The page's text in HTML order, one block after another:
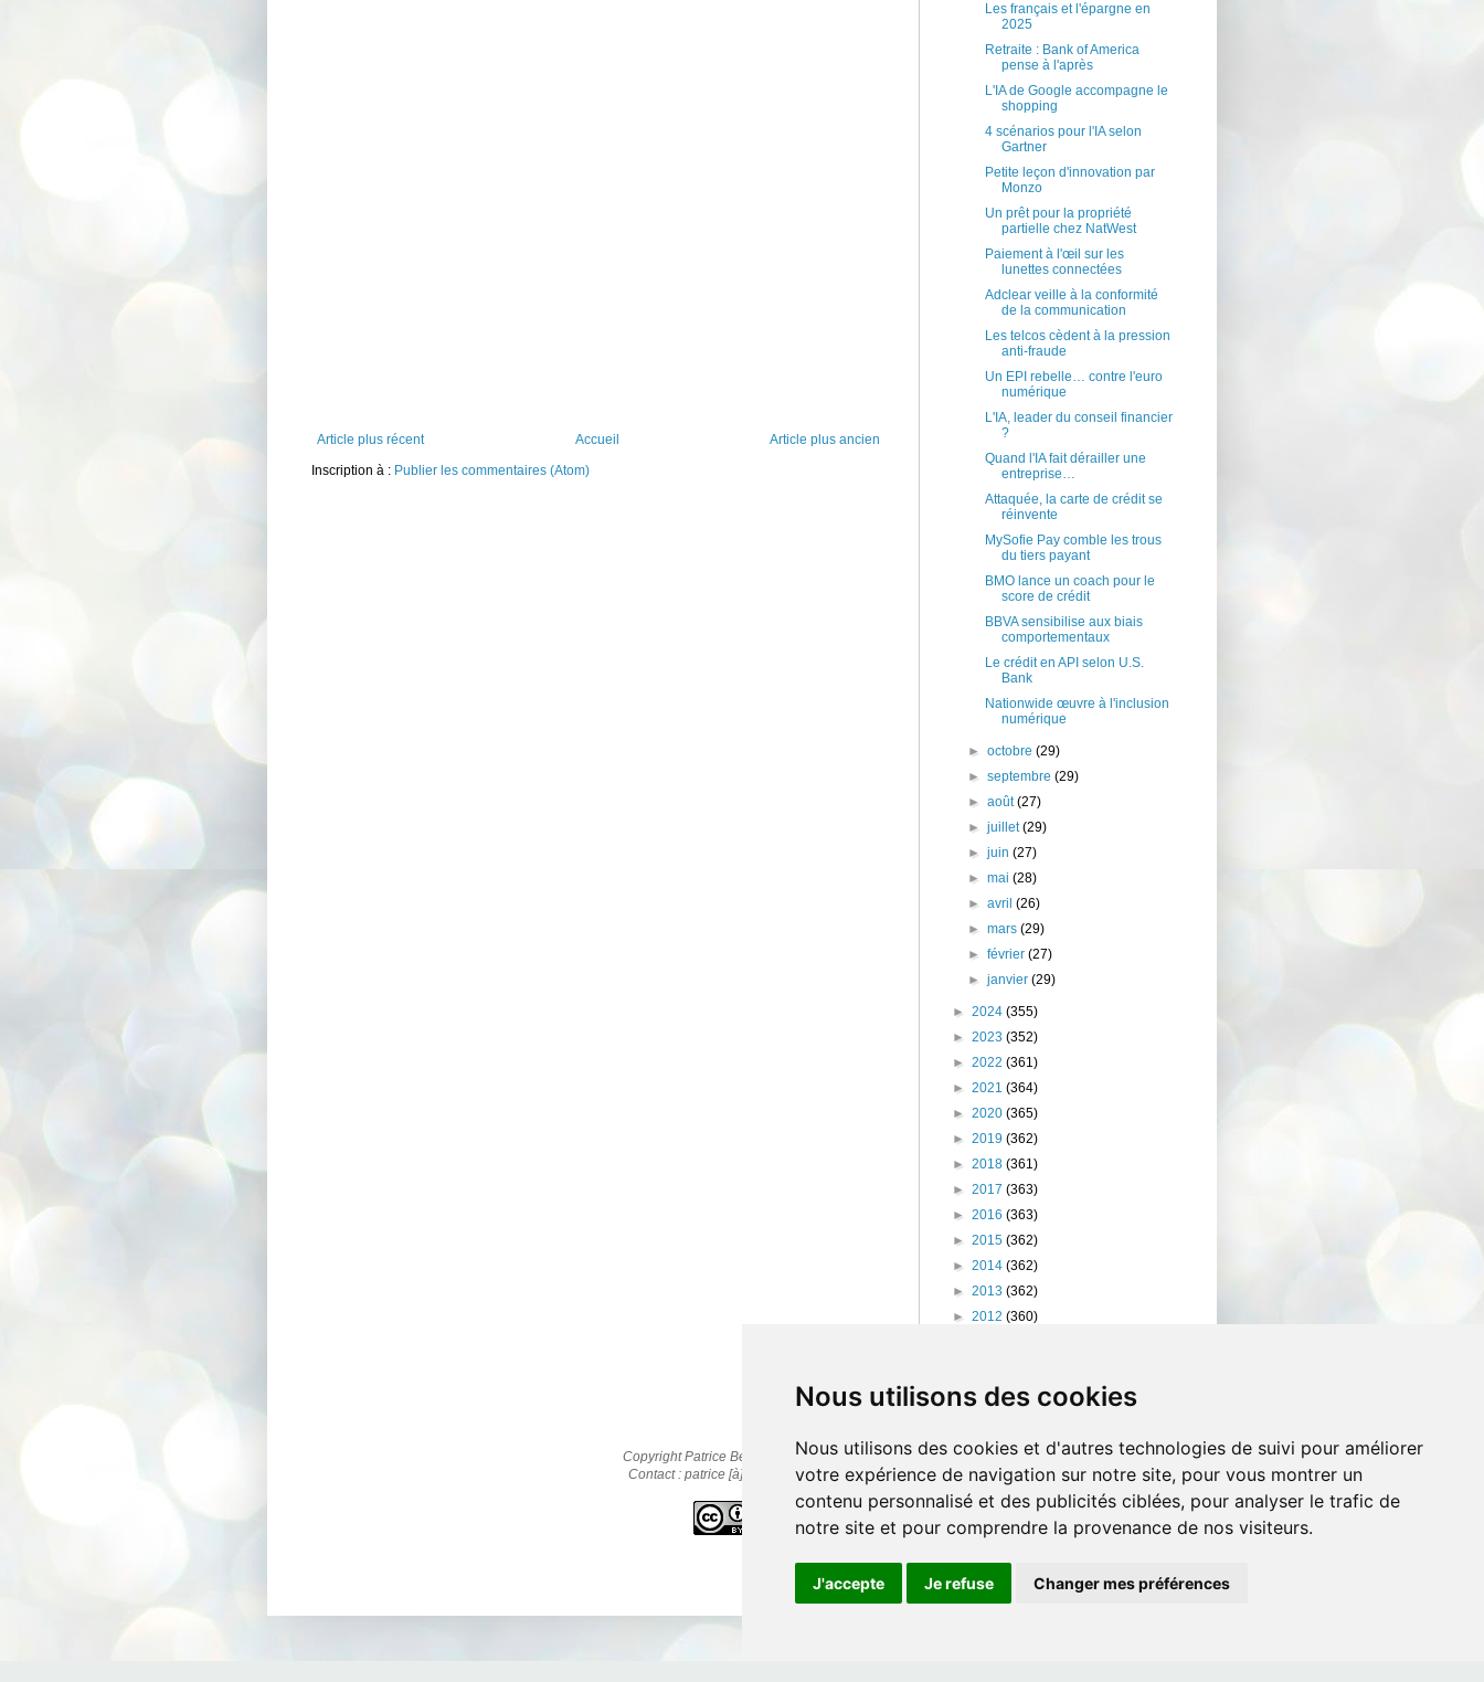
Nous utilisons des cookies
Nous utilisons des cookies et d'autres technologies de suivi pour améliorer
votre expérience de navigation sur notre site, pour vous montrer un
contenu personnalisé et des publicités ciblées, pour analyser le trafic de
notre site et pour comprendre la provenance de nos visiteurs.
J'accepte Je refuse Changer mes préférences
Article plus récent Article plus ancien
Accueil
Inscription à : Publier les commentaires (Atom)
Les français et l'épargne en
2025
Retraite : Bank of America
pense à l'après
L'IA de Google accompagne le
shopping
4 scénarios pour l'IA selon
Gartner
Petite leçon d'innovation par
Monzo
Un prêt pour la propriété
partielle chez NatWest
Paiement à l'œil sur les
lunettes connectées
Adclear veille à la conformité
de la communication
Les telcos cèdent à la pression
anti-fraude
Un EPI rebelle… contre l'euro
numérique
L'IA, leader du conseil financier
?
Quand l'IA fait dérailler une
entreprise…
Attaquée, la carte de crédit se
réinvente
MySofie Pay comble les trous
du tiers payant
BMO lance un coach pour le
score de crédit
BBVA sensibilise aux biais
comportementaux
Le crédit en API selon U.S.
Bank
Nationwide œuvre à l'inclusion
numérique
►octobre(29)
►septembre(29)
►août(27)
►juillet(29)
►juin(27)
►mai(28)
►avril(26)
►mars(29)
►février(27)
►janvier(29)
► 2024 (355)
► 2023 (352)
► 2022 (361)
► 2021 (364)
► 2020 (365)
► 2019 (362)
► 2018 (361)
► 2017 (363)
► 2016 (363)
► 2015 (362)
► 2014 (362)
► 2013 (362)
► 2012 (360)
Copyright Patrice Bernard © 2010-2025
Contact : patrice [à] cestpasmonidee.fr